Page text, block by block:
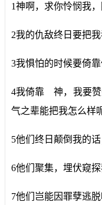
1神啊，求你怜悯我
2我的仇敌终日要把
3我惧怕的时候要倚靠
4我倚靠 神，我要
气之辈能把我怎么样
5他们终日颠倒我的
6他们聚集，埋伏窥
7他们岂能因罪孽逃